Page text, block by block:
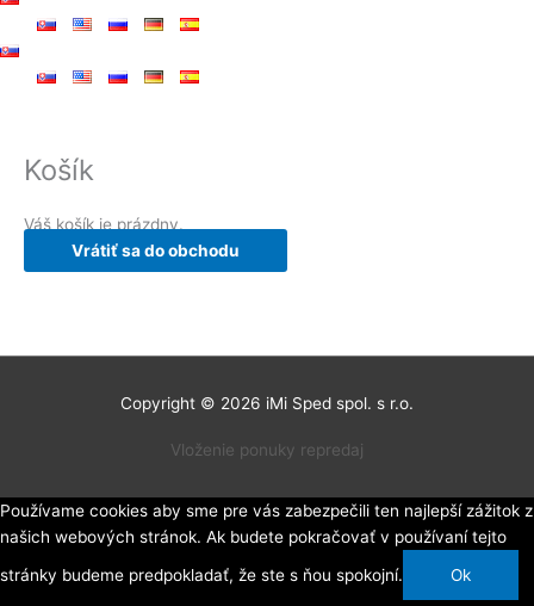
Košík
Váš košík je prázdny.
Vrátiť sa do obchodu
Copyright © 2026 iMi Sped spol. s r.o.
Vloženie ponuky repredaj
Používame cookies aby sme pre vás zabezpečili ten najlepší zážitok z
našich webových stránok. Ak budete pokračovať v používaní tejto
stránky budeme predpokladať, že ste s ňou spokojní.
Ok